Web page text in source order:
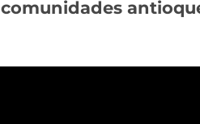
comunidades